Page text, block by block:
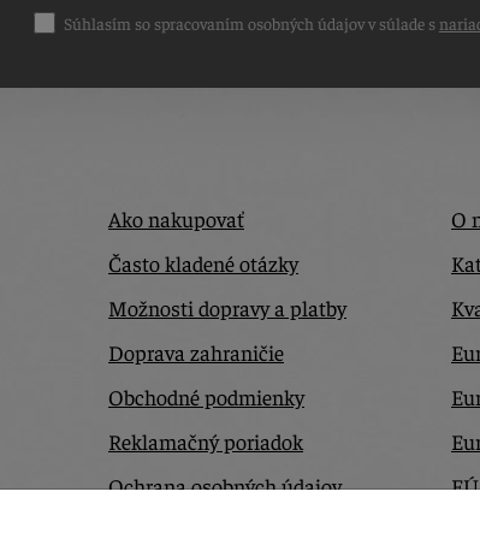
Súhlasím so spracovaním osobných údajov v súlade s
Ako nakupovať
Často kladené otázky
Možnosti dopravy a platby
Doprava zahraničie
Obchodné podmienky
Reklamačný poriadok
Ochrana osobných údajov
O